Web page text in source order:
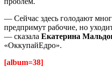
— Сейчас здесь голодают
предпримут рабочие, но
— сказала Екатерина
«ОккупайЕдро».
[album=38]